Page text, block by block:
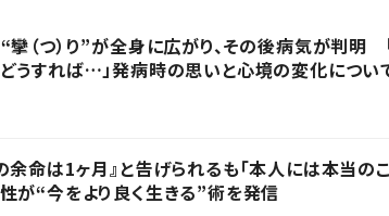
攣（つ）り”が全身に広がり、その後病気が判明
うすれば…」発病時の思いと心境の変化につい
余命は1ヶ月』と告げられるも「本人には本当
が“今をより良く生きる”術を発信